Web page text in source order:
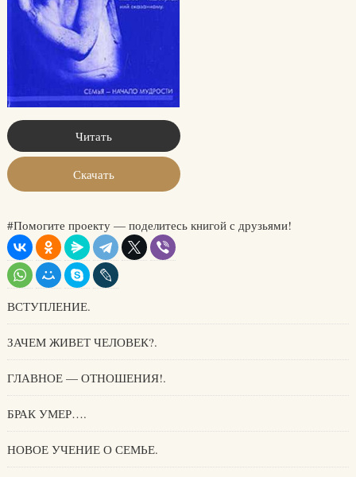
Читать
Скачать
#Помогите проекту — поделитесь книгой с друзьями!
ВСТУПЛЕНИЕ.
ЗАЧЕМ ЖИВЕТ ЧЕЛОВЕК?.
ГЛАВНОЕ — ОТНОШЕНИЯ!.
БРАК УМЕР….
НОВОЕ УЧЕНИЕ О СЕМЬЕ.